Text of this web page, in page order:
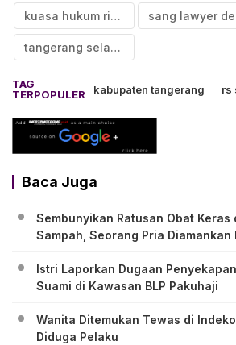
kuasa hukum ridho illahi
tangerang selatan
TAG
TERPOPULER
kabupaten tangerang rs
Baca Juga
Sembunyikan Ratusan Obat Keras
Sampah, Seorang Pria Diamankan
Istri Laporkan Dugaan
Suami di Kawasan BLP Pakuhaji
Wanita Ditemukan Tewas di
Diduga Pelaku